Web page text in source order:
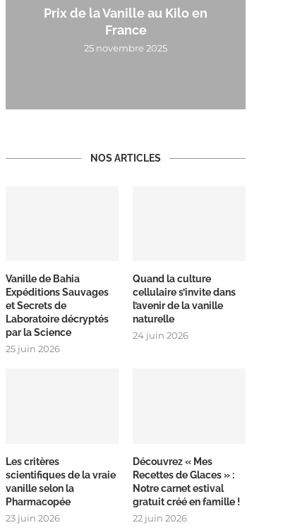
Prix de la Vanille au Kilo en
France
25 novembre 2025
NOS ARTICLES
Vanille de Bahia
Expéditions Sauvages
et Secrets de
Laboratoire décryptés
par la Science
25 juin 2026
Quand la culture
cellulaire s’invite dans
l’avenir de la vanille
naturelle
24 juin 2026
Les critères
scientifiques de la vraie
vanille selon la
Pharmacopée
23 juin 2026
Découvrez « Mes
Recettes de Glaces » :
Notre carnet estival
gratuit créé en famille !
22 juin 2026